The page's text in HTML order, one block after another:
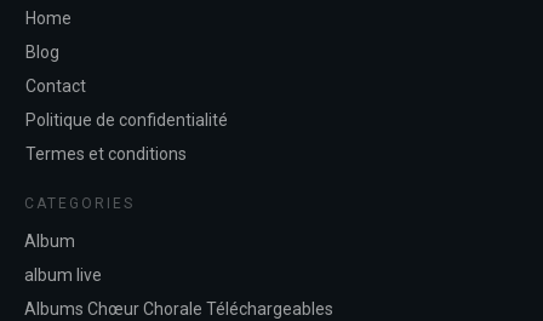
Home
Blog
Contact
Politique de confidentialité
Termes et conditions
CATEGORIES
Album
album live
Albums Chœur Chorale Téléchargeables